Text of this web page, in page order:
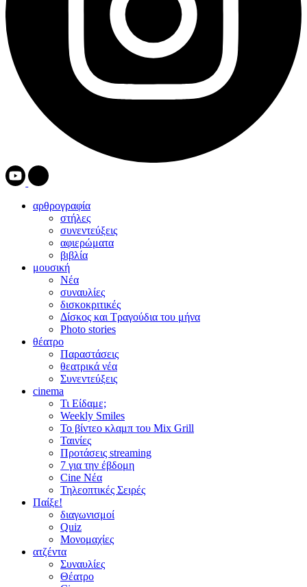
αρθρογραφία
στήλες
συνεντεύξεις
αφιερώματα
βιβλία
μουσική
Νέα
συναυλίες
δισκοκριτικές
Δίσκος και Τραγούδια του μήνα
Photo stories
θέατρο
Παραστάσεις
θεατρικά νέα
Συνεντεύξεις
cinema
Τι Είδαμε;
Weekly Smiles
Το βίντεο κλαμπ του Mix Grill
Ταινίες
Προτάσεις streaming
7 για την έβδομη
Cine Νέα
Τηλεοπτικές Σειρές
Παίξε!
διαγωνισμοί
Quiz
Μονομαχίες
ατζέντα
Συναυλίες
Θέατρο